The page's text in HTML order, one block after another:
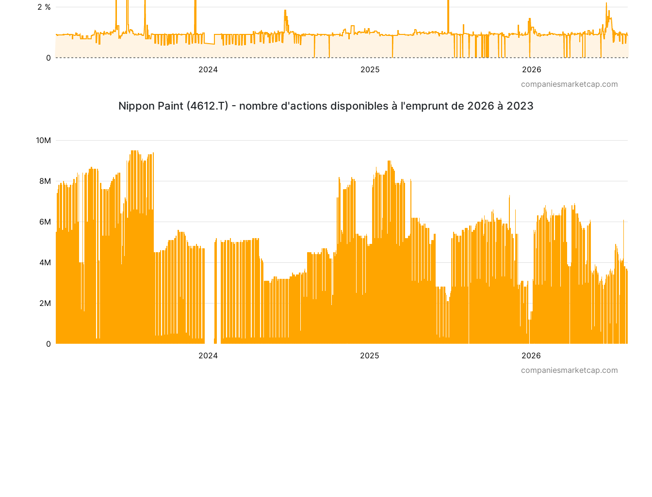
2024 2025 2026
2 %
0
companiesmarketcap.com
Nippon Paint (4612.T) - nombre d'actions disponibles à l'emprunt de 2026 à 2023
2024 2025 2026
2M
4M
6M
8M
10M
0
companiesmarketcap.com